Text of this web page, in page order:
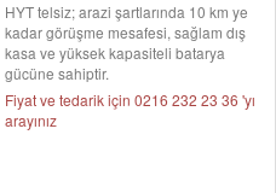
HYT telsiz; arazi şartlarında 10 km ye
kadar görüşme mesafesi, sağlam dış
kasa ve yüksek kapasiteli batarya
gücüne sahiptir.
Fiyat ve tedarik için 0216 232 23 36 'yı
arayınız